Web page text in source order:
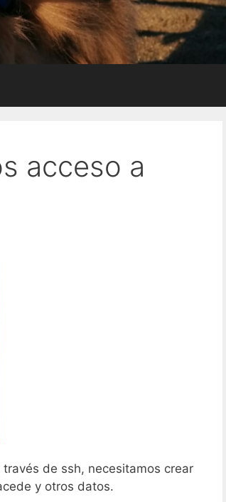
acceso a
de ssh, necesitamos crear
y otros datos.